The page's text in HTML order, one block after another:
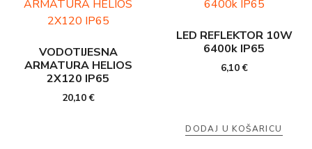
VODOTIJESNA
ARMATURA HELIOS
2X120 IP65
20,10€
LED REFLEKTOR 10W
6400k IP65
6,10€
DODAJ U KOŠARICU